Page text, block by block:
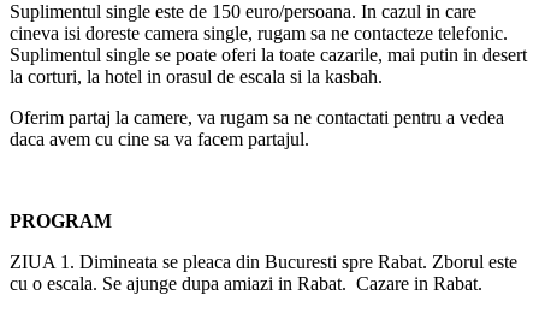
Suplimentul single este de 150 euro/persoana. In cazul in care
cineva isi doreste camera single, rugam sa ne contacteze telefonic.
Suplimentul single se poate oferi la toate cazarile, mai putin in desert
la corturi, la hotel in orasul de escala si la kasbah.
Oferim partaj la camere, va rugam sa ne contactati pentru a vedea
daca avem cu cine sa va facem partajul.
PROGRAM
ZIUA 1. Dimineata se pleaca din Bucuresti spre Rabat. Zborul este
cu o escala. Se ajunge dupa amiazi in Rabat. Cazare in Rabat.